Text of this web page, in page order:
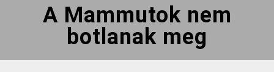
A Mammutok nem
botlanak meg